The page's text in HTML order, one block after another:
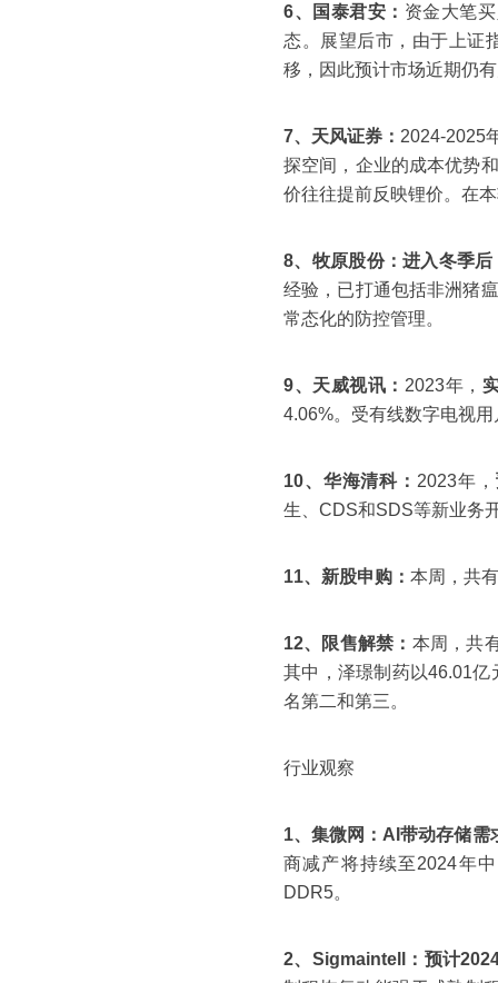
6、国泰君安： 资金大笔
态。展望后市，由于上证
移，因此预计市场近期仍
7、天风证券： 2024-2025
探空间，企业的成本优势
价往往提前反映锂价。在
8、牧原股份：进入冬季
经验，已打通包括非洲猪
常态化的防控管理。
9、天威视讯： 2023年，
4.06%。受有线数字电视
10、华海清科： 2023年，
生、CDS和SDS等新业务
11、新股申购： 本周，共
12、限售解禁： 本周，共
其中，泽璟制药以46.01
名第二和第三。
行业观察
1、集微网： AI带动存储需
商减产将持续至2024年
DDR5。
2、Sigmaintell： 预计